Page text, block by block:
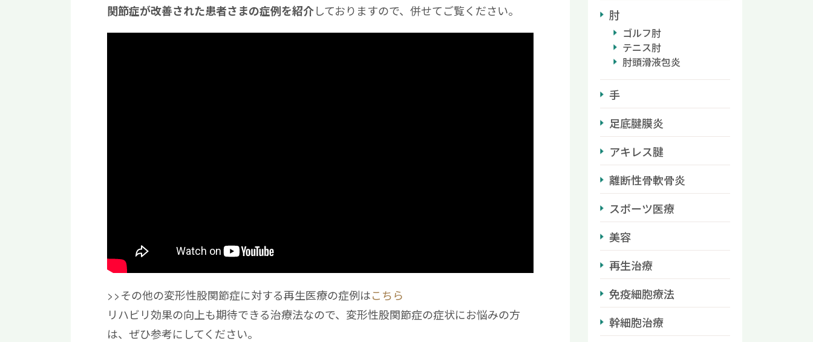
関節症が改善された患者さまの症例を紹介しておりますので、併せてご覧ください。
>>その他の変形性股関節症に対する再生医療の症例はこちら
リハビリ効果の向上も期待できる治療法なので、変形性股関節症の症状にお悩みの方
は、ぜひ参考にしてください。
肘
ゴルフ肘
テニス肘
肘頭滑液包炎
手
足底腱膜炎
アキレス腱
離断性骨軟骨炎
スポーツ医療
美容
再生治療
免疫細胞療法
幹細胞治療